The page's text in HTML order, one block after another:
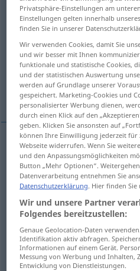
Übersicht aller
(Für mehr Details die Übersetzung
patrol patrolman,
beat, round
patrol StreifePolizei-,
patrolmanbesonders US
PolizistodSoldat
patrolbesonders BR Streife
Privatsphäre-Einstellungen am
Einstellungen gelten innerhalb
finden Sie in unserer
Wir verwenden Cookies, damit Sie
und wir besser mit Ihnen
funktionale und statistische Cookies,
und der statistischen Auswertung
werden auf Grundlage unserer
gespeichert. Marketing-Cookies und
personalisierter Werbung dienen,
durch einen Klick auf den
geben. Klicken Sie ansonsten auf
können Ihre Einwilligung jederzeit für
Webseite widerrufen. Wenn Sie
und den Anpassungsmöglichkeiten
Button „Mehr Optionen“.
Datenverarbeitung entnehmen Sie
Datenschutzerklärung. Hier finden
Wir und unsere Partner
Folgendes bereitzustellen:
Genaue Geolocation-Daten
Identifikation aktiv abfragen.
Informationen auf einem Gerät.
Messung von Werbung und Inhalten,
Entwicklung von Dienstleistungen.